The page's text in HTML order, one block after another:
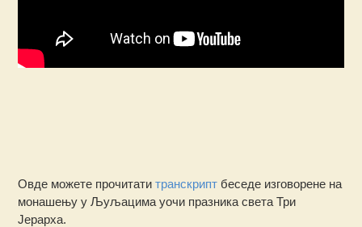
Овде можете прочитатитранскрипт беседе изговорене на
монашењу у Љуљацима уочи празника света Три
Јерарха.